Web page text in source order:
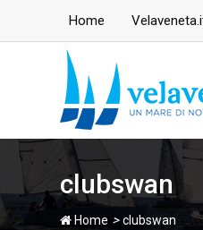
Home
clubswan
Home >clubswan